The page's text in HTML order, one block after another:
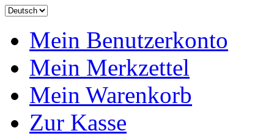
Mein Benutzerkonto
Mein Merkzettel
Mein Warenkorb
Zur Kasse